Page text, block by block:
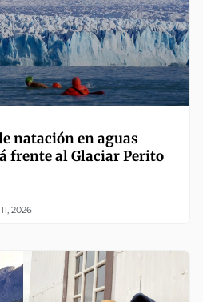
natación en aguas
frente al Glaciar Perito
2026